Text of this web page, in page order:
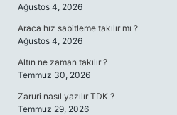
Ağustos 4, 2026
Araca hız sabitleme takılır mı ?
Ağustos 4, 2026
Altın ne zaman takılır ?
Temmuz 30, 2026
Zaruri nasıl yazılır TDK ?
Temmuz 29, 2026